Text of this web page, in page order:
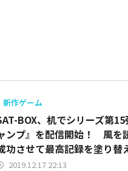
新作ゲーム
BOX、机でシリーズ第
ンプ』を配信開始！ 風を
功させて最高記録を塗り替
2019.12.17 22:13